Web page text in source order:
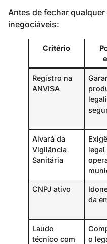
Antes de fechar
inegociáveis:
Critério
Registro na
ANVISA
Alvará da
Vigilância
Sanitária
legal
CNPJ ativo
da
Laudo
técnico com
o